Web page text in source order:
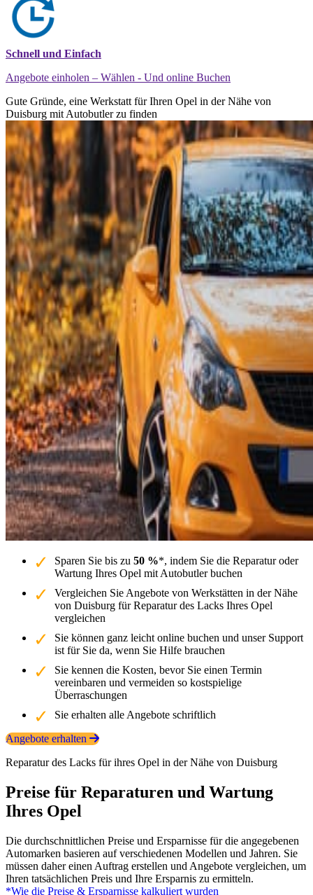
Schnell und Einfach
Angebote einholen – Wählen - Und online Buchen
Gute Gründe, eine Werkstatt für Ihren Opel in der Nähe von
Duisburg mit Autobutler zu finden
Sparen Sie bis zu 50 %*, indem Sie die Reparatur oder
Wartung Ihres Opel mit Autobutler buchen
Vergleichen Sie Angebote von Werkstätten in der Nähe
von Duisburg für Reparatur des Lacks Ihres Opel
vergleichen
Sie können ganz leicht online buchen und unser Support
ist für Sie da, wenn Sie Hilfe brauchen
Sie kennen die Kosten, bevor Sie einen Termin
vereinbaren und vermeiden so kostspielige
Überraschungen
Sie erhalten alle Angebote schriftlich
Angebote erhalten
Reparatur des Lacks für ihres Opel in der Nähe von Duisburg
Preise für Reparaturen und Wartung
Ihres Opel
Die durchschnittlichen Preise und Ersparnisse für die angegebenen
Automarken basieren auf verschiedenen Modellen und Jahren. Sie
müssen daher einen Auftrag erstellen und Angebote vergleichen, um
Ihren tatsächlichen Preis und Ihre Ersparnis zu ermitteln.
*Wie die Preise & Ersparnisse kalkuliert wurden